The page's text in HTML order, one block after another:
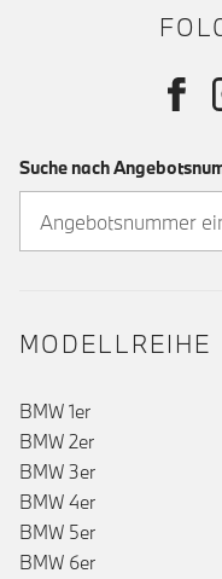
Suche nach
MODELLREIHE
BMW 1er
BMW 2er
BMW 3er
BMW 4er
BMW 5er
BMW 6er